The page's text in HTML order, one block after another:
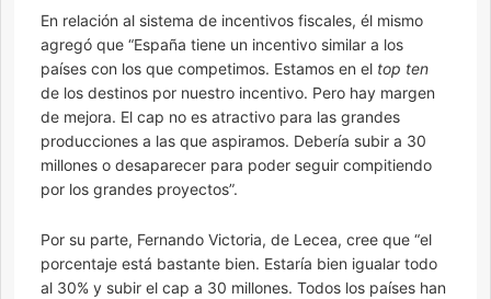
En relación al sistema de incentivos fiscales, él mismo
agregó que “España tiene un incentivo similar a los
países con los que competimos. Estamos en el top ten
de los destinos por nuestro incentivo. Pero hay margen
de mejora. El cap no es atractivo para las grandes
producciones a las que aspiramos. Debería subir a 30
millones o desaparecer para poder seguir compitiendo
por los grandes proyectos”.
Por su parte, Fernando Victoria, de Lecea, cree que “el
porcentaje está bastante bien. Estaría bien igualar todo
al 30% y subir el cap a 30 millones. Todos los países han